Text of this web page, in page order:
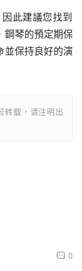
鋼琴的預定期保
並保持良好的演
转载，请注明出
0